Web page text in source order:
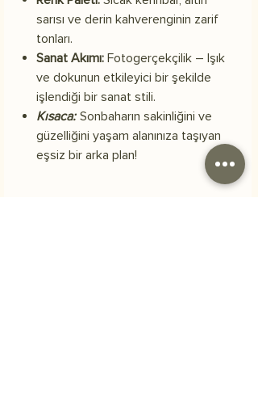
sarısı ve derin kahverenginin zarif
tonları.
Sanat Akımı: Fotogerçekçilik – Işık
ve dokunun etkileyici bir şekilde
işlendiği bir sanat stili.
Kısaca: Sonbaharın sakinliğini ve
güzelliğini yaşam alanınıza taşıyan
eşsiz bir arka plan!